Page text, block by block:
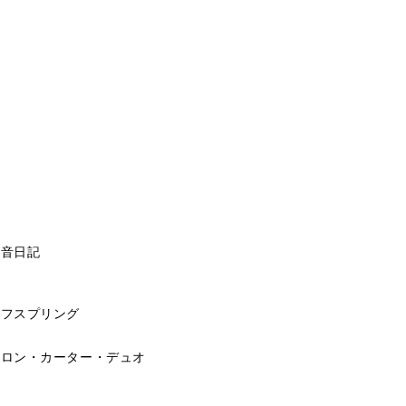
日記
スプリング
ン・カーター・デュオ